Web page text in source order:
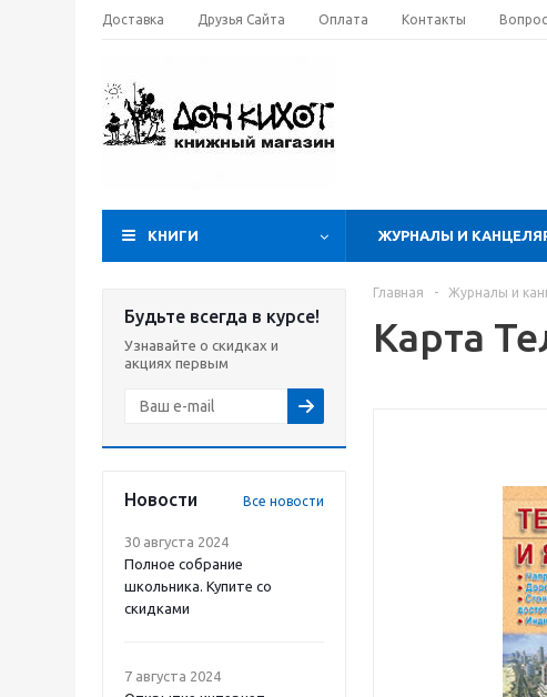
Доставка Друзья Сайта Оплата Контакты
КНИГИ ЖУРНАЛЫ И
Будьте всегда в курсе!
Узнавайте о скидках и
акциях первым
Новости Все новости
30 августа 2024
Полное собрание
школьника. Купите со
скидками
7 августа 2024
Главная - Журналы и
Карта